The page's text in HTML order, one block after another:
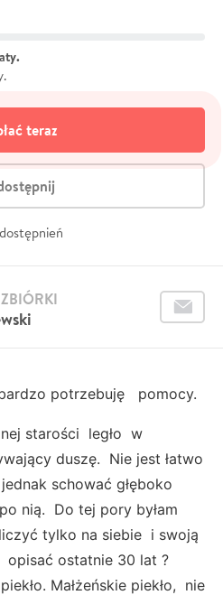
teraz
potrzebuję pomocy.
starości legło w
duszę. Nie jest łatwo
schować głęboko
nią. Do tej pory byłam
tylko na siebie i swoją
ostatnie 30 lat ?
Małżeńskie piekło, nie